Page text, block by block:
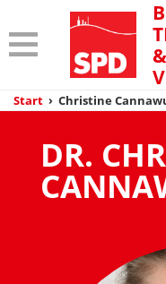
&
Start › Christine
DR.